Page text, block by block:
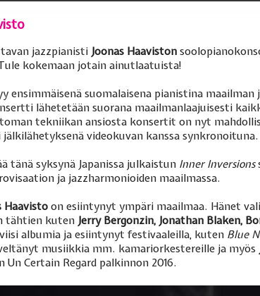
jazzpianisti Joonas Haaviston
kokemaan jotain ainutlaatuista!
ensimmäisenä suomalaisena pianistina
lähetetään suorana maailmanlaajuisesti
tekniikan ansiosta konsertit on nyt
videokuvan kanssa synkronoituna.
tänä syksynä Japanissa julkaistun Inner Inversions
ja jazzharmonioiden maailmassa.
Haavisto on esiintynyt ympäri maailmaa. Hänet
tähtien kuten Jerry Bergonzin, Jonathan Blaken,
albumia ja esiintynyt festivaaleilla, kuten Blue
musiikkia mm. kamariorkestereille ja myös
Certain Regard palkinnon 2016.